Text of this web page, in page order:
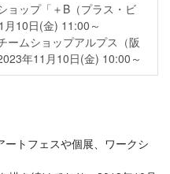
ョップ「＋B（プラス・ビ
10日(金) 11:00～
ームショップアルプス（阪
年11月10日(金) 10:00～
トフェスや個展、ワークシ